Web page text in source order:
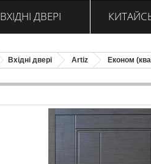
ВХІДНІ ДВЕРІ
Вхідні двері Artiz Економ